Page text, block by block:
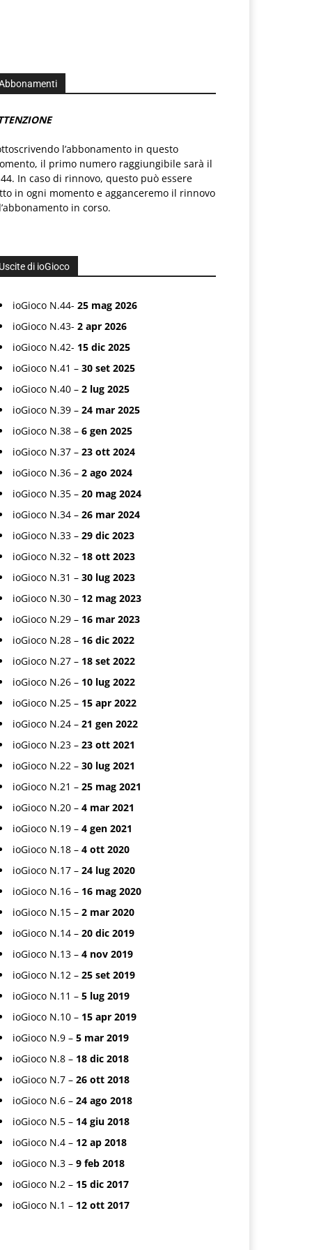
l’abbonamento in questo
il primo numero raggiungibile sarà il
In caso di rinnovo, questo può essere
in ogni momento e agganceremo il rinnovo
in corso.
Uscite di ioGioco
ioGioco N.44- 25 mag 2026
ioGioco N.43- 2 apr 2026
ioGioco N.42- 15 dic 2025
ioGioco N.41 – 30 set 2025
ioGioco N.40 – 2 lug 2025
ioGioco N.39 – 24 mar 2025
ioGioco N.38 – 6 gen 2025
ioGioco N.37 – 23 ott 2024
ioGioco N.36 – 2 ago 2024
ioGioco N.35 – 20 mag 2024
ioGioco N.34 – 26 mar 2024
ioGioco N.33 – 29 dic 2023
ioGioco N.32 – 18 ott 2023
ioGioco N.31 – 30 lug 2023
ioGioco N.30 – 12 mag 2023
ioGioco N.29 – 16 mar 2023
ioGioco N.28 – 16 dic 2022
ioGioco N.27 – 18 set 2022
ioGioco N.26 – 10 lug 2022
ioGioco N.25 – 15 apr 2022
ioGioco N.24 – 21 gen 2022
ioGioco N.23 – 23 ott 2021
ioGioco N.22 – 30 lug 2021
ioGioco N.21 – 25 mag 2021
ioGioco N.20 – 4 mar 2021
ioGioco N.19 – 4 gen 2021
ioGioco N.18 – 4 ott 2020
ioGioco N.17 – 24 lug 2020
ioGioco N.16 – 16 mag 2020
ioGioco N.15 – 2 mar 2020
ioGioco N.14 – 20 dic 2019
ioGioco N.13 – 4 nov 2019
ioGioco N.12 – 25 set 2019
ioGioco N.11 – 5 lug 2019
ioGioco N.10 – 15 apr 2019
ioGioco N.9 – 5 mar 2019
ioGioco N.8 – 18 dic 2018
ioGioco N.7 – 26 ott 2018
ioGioco N.6 – 24 ago 2018
ioGioco N.5 – 14 giu 2018
ioGioco N.4 – 12 ap 2018
ioGioco N.3 – 9 feb 2018
ioGioco N.2 – 15 dic 2017
ioGioco N.1 – 12 ott 2017